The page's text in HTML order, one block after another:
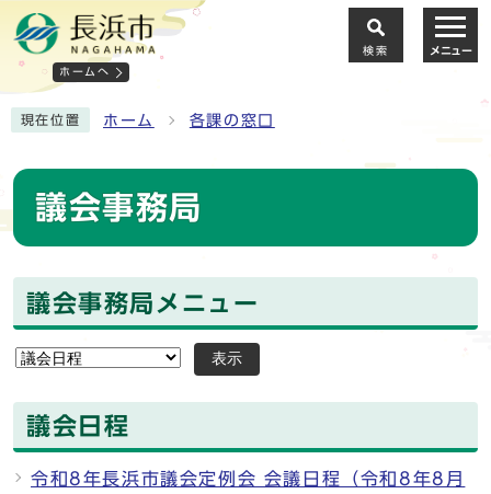
ホームへ
検索 メニュー
現在位置 ホーム 各課の窓口
議会事務局
議会事務局メニュー
表示
議会日程
令和8年長浜市議会定例会 会議日程（令和8年8月